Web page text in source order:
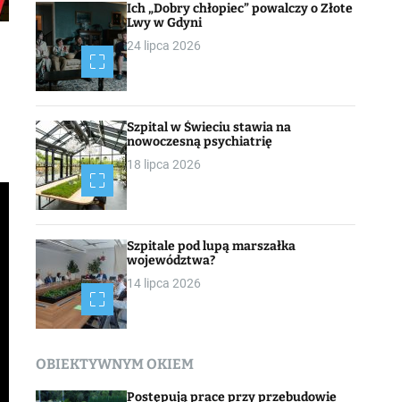
Ich „Dobry chłopiec” powalczy o Złote
Lwy w Gdyni
24 lipca 2026
Szpital w Świeciu stawia na
nowoczesną psychiatrię
18 lipca 2026
Szpitale pod lupą marszałka
województwa?
14 lipca 2026
OBIEKTYWNYM OKIEM
Postępują prace przy przebudowie